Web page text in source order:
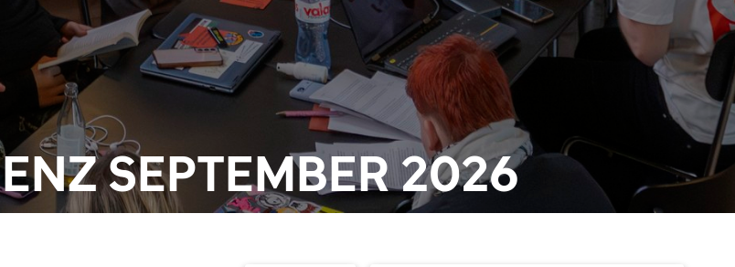
SEPTEMBER 2026